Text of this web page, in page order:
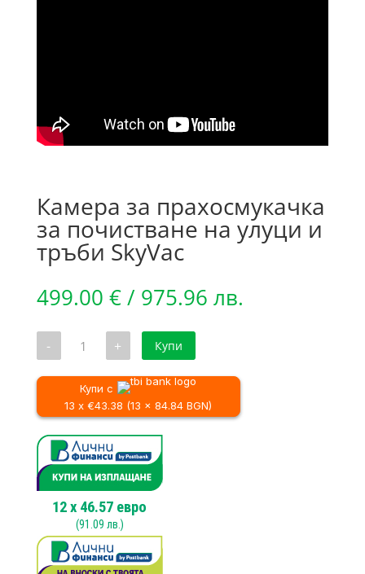
Камера за прахосмукачка
за почистване на улуци и
тръби SkyVac
499.00 €/ 975.96 лв.
- количество
Камера
за
прахосмукачка
за
почистване
улуци
и
тръби
SkyVac
+ Купи
Купи с
13 x €43.38 (13 x 84.84 BGN)
12x 46.57 евро
(91.09 лв.)